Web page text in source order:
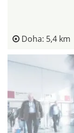
Doha: 5,4 km